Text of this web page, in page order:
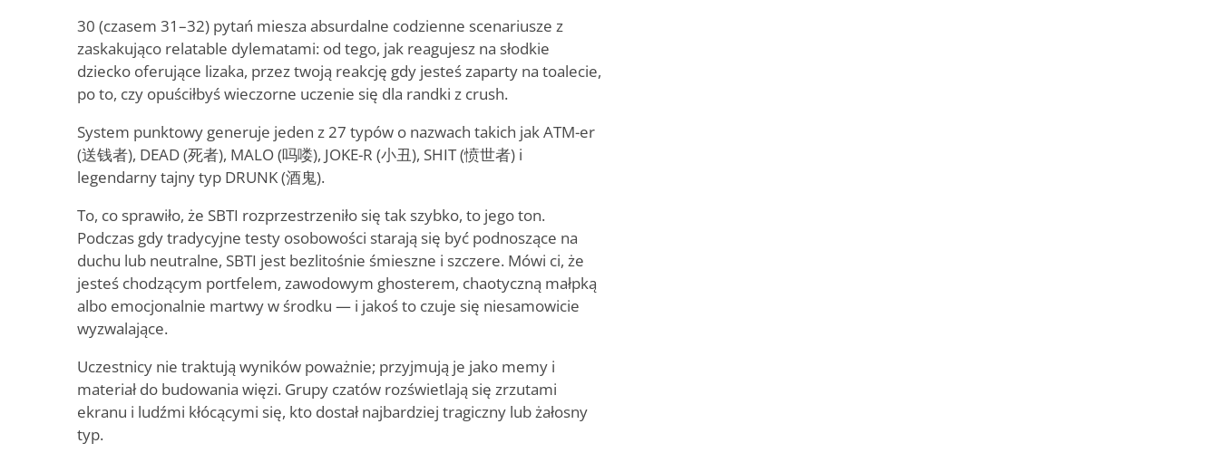
30 (czasem 31–32) pytań miesza absurdalne codzienne scenariusze z
zaskakująco relatable dylematami: od tego, jak reagujesz na słodkie
dziecko oferujące lizaka, przez twoją reakcję gdy jesteś zaparty na toalecie,
po to, czy opuściłbyś wieczorne uczenie się dla randki z crush.
System punktowy generuje jeden z 27 typów o nazwach takich jak ATM-er
(送钱者), DEAD (死者), MALO (吗喽), JOKE-R (小丑), SHIT (愤世者) i
legendarny tajny typ DRUNK (酒鬼).
To, co sprawiło, że SBTI rozprzestrzeniło się tak szybko, to jego ton.
Podczas gdy tradycyjne testy osobowości starają się być podnoszące na
duchu lub neutralne, SBTI jest bezlitośnie śmieszne i szczere. Mówi ci, że
jesteś chodzącym portfelem, zawodowym ghosterem, chaotyczną małpką
albo emocjonalnie martwy w środku — i jakoś to czuje się niesamowicie
wyzwalające.
Uczestnicy nie traktują wyników poważnie; przyjmują je jako memy i
materiał do budowania więzi. Grupy czatów rozświetlają się zrzutami
ekranu i ludźmi kłócącymi się, kto dostał najbardziej tragiczny lub żałosny
typ.